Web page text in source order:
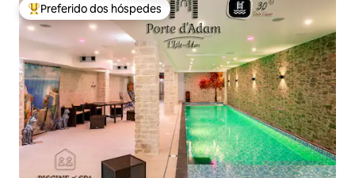
Entre os melhores preferidos dos hóspedes
Preferido dos hóspedes